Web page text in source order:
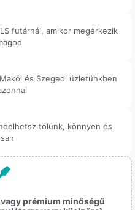
futárnál, amikor megérkezik
Makói és Szegedi üzletünkben
tőlünk, könnyen és
prémium minőségű